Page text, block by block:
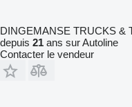
DINGEMANSE TRUCKS &
depuis 21 ans sur Autoline
Contacter le vendeur